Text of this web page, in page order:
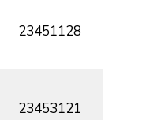
23451128
23453121